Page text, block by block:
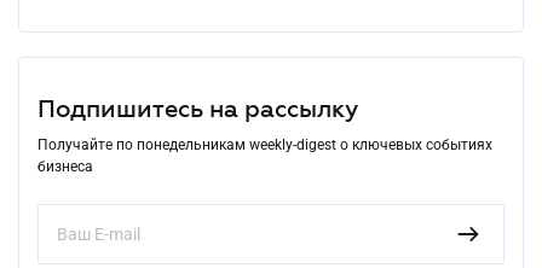
Подпишитесь на рассылку
Получайте по понедельникам weekly-digest о ключевых событиях
бизнеса